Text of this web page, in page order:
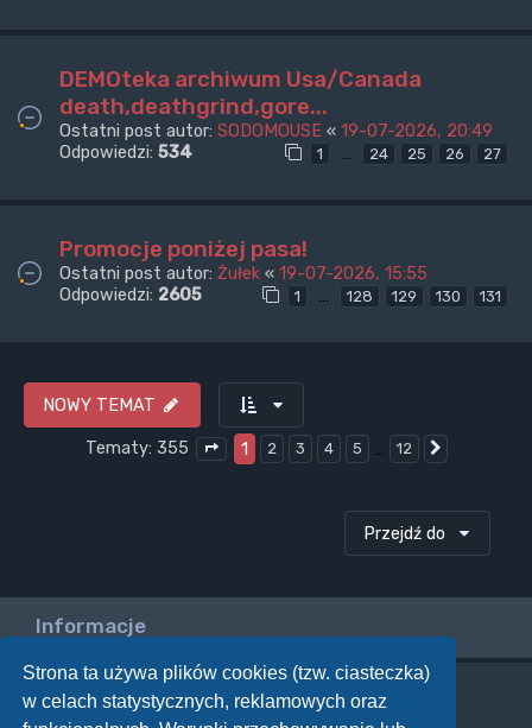
Strona ta używa plików cookies (tzw. ciasteczka)
w celach statystycznych, reklamowych oraz
DEMOteka archiwum Usa/Canada
death,deathgrind,gore...
Ostatni post autor: SODOMOUSE « 19-07-2026, 20:49
Odpowiedzi: 534 1 … 24 25 26 27
Promocje poniżej pasa!
Ostatni post autor: Żułek « 19-07-2026, 15:55
Odpowiedzi: 2605 1 … 128 129 130 131
NOWY TEMAT
Tematy: 355
Strona1 z12
1 2 3 4 5 12
Przejdź do
Informacje
Twoje uprawnienia na tym forum